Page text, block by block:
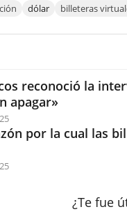
dólar billeteras
reconoció la
apagar»
por la cual las
¿Te fue